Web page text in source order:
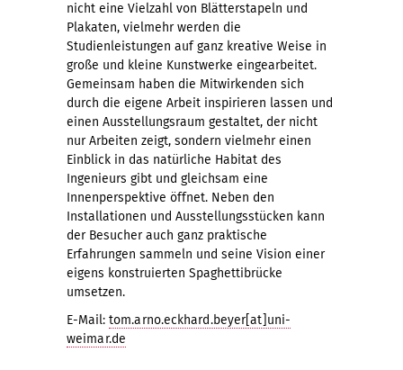
nicht eine Vielzahl von Blätterstapeln und
Plakaten, vielmehr werden die
Studienleistungen auf ganz kreative Weise in
große und kleine Kunstwerke eingearbeitet.
Gemeinsam haben die Mitwirkenden sich
durch die eigene Arbeit inspirieren lassen und
einen Ausstellungsraum gestaltet, der nicht
nur Arbeiten zeigt, sondern vielmehr einen
Einblick in das natürliche Habitat des
Ingenieurs gibt und gleichsam eine
Innenperspektive öffnet. Neben den
Installationen und Ausstellungsstücken kann
der Besucher auch ganz praktische
Erfahrungen sammeln und seine Vision einer
eigens konstruierten Spaghettibrücke
umsetzen.
E-Mail: tom.arno.eckhard.beyer[at]uni-
weimar.de